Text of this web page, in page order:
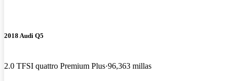
2018 Audi Q5
2.0 TFSI quattro Premium Plus 96,363 millas